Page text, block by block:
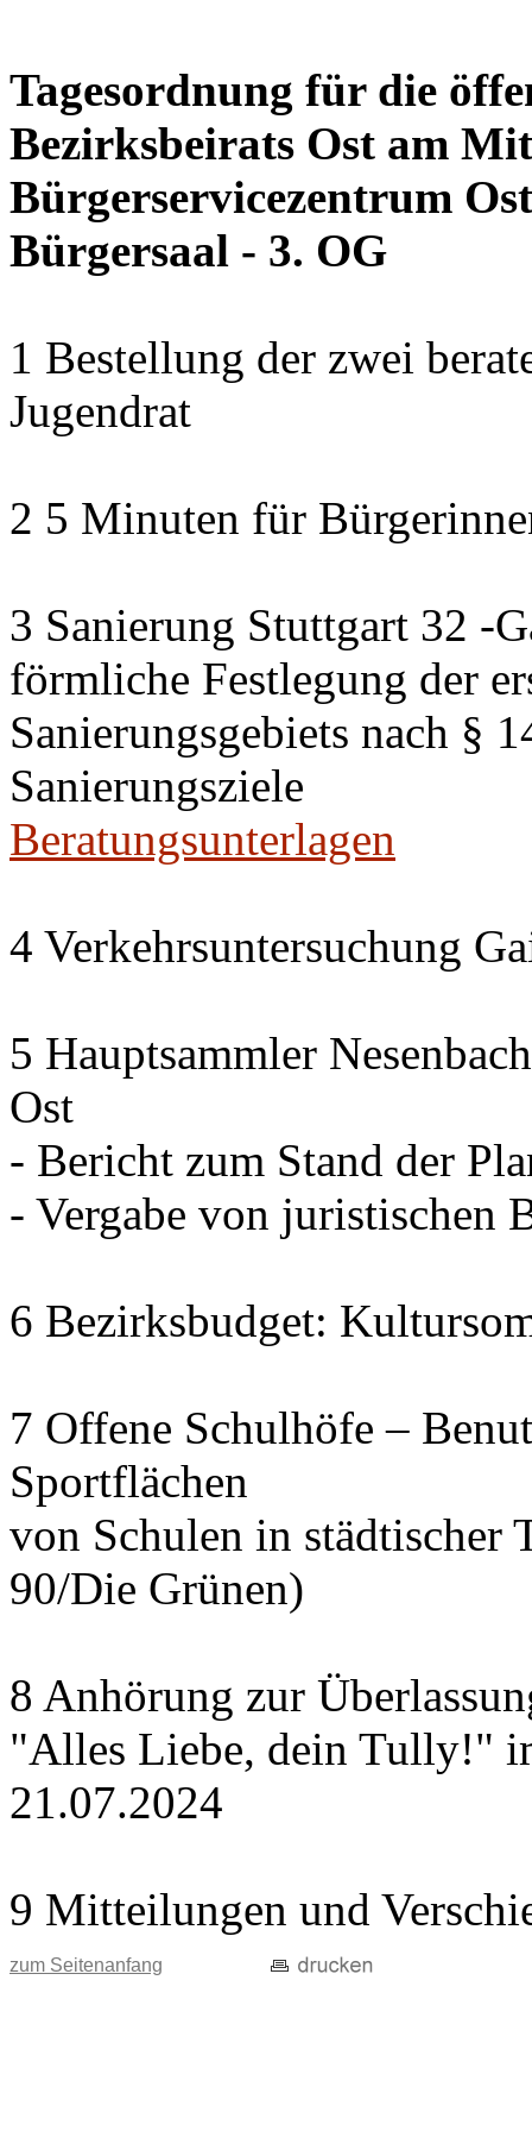
Tagesordnung für die
Bezirksbeirats Ost am
Bürgerservicezentrum
Bürgersaal - 3. OG
1 Bestellung der zwei
Jugendrat
2 5 Minuten für
3 Sanierung Stuttgart 32 -
förmliche Festlegung der
Sanierungsgebiets nach §
Sanierungsziele
Beratungsunterlagen
4 Verkehrsuntersuchung
5 Hauptsammler
Ost
- Bericht zum Stand der
- Vergabe von juristischen
6 Bezirksbudget:
7 Offene Schulhöfe –
Sportflächen
von Schulen in städtischer
90/Die Grünen)
8 Anhörung zur
"Alles Liebe, dein Tully!"
21.07.2024
9 Mitteilungen und
zum Seitenanfang